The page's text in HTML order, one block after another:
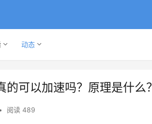
动态
可以加速吗？原理是什么？
• 阅读 489